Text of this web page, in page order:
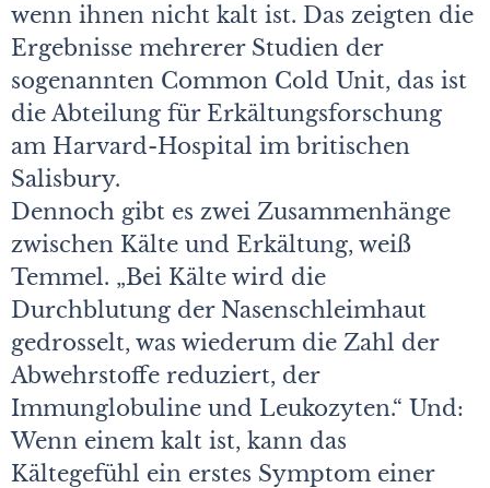
wenn ihnen nicht kalt ist. Das zeigten die
Ergebnisse mehrerer Studien der
sogenannten Common Cold Unit, das ist
die Abteilung für Erkältungsforschung
am Harvard-Hospital im britischen
Salisbury.
Dennoch gibt es zwei Zusammenhänge
zwischen Kälte und Erkältung, weiß
Temmel. „Bei Kälte wird die
Durchblutung der Nasenschleimhaut
gedrosselt, was wiederum die Zahl der
Abwehrstoffe reduziert, der
Immunglobuline und Leukozyten.“ Und:
Wenn einem kalt ist, kann das
Kältegefühl ein erstes Symptom einer